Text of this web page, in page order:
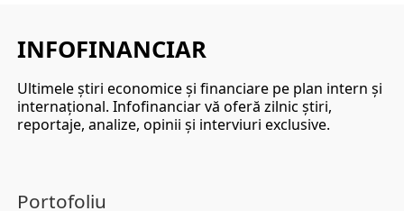
INFOFINANCIAR
Ultimele ştiri economice şi financiare pe plan intern şi
internaţional. Infofinanciar vă oferă zilnic ştiri,
reportaje, analize, opinii şi interviuri exclusive.
Portofoliu